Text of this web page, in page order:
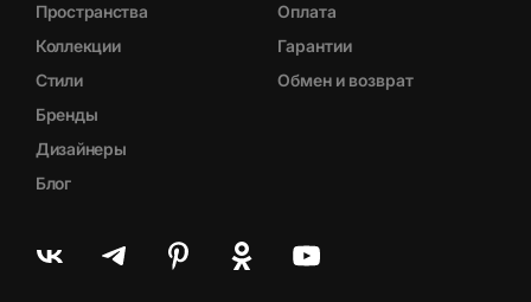
Пространства
Коллекции
Стили
Бренды
Дизайнеры
Блог
Оплата
Гарантии
Обмен и возврат